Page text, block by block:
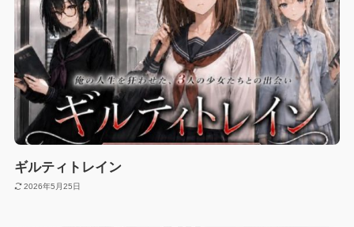
ギルティトレイン
2026年5月25日